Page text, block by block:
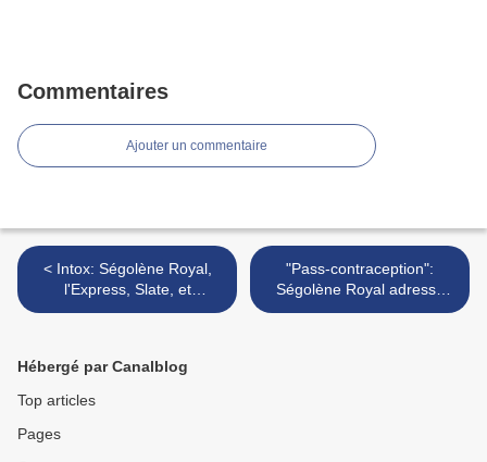
Commentaires
Ajouter un commentaire
< Intox: Ségolène Royal,
l'Express, Slate, et
Speakers Academy...
"Pass-contraception":
Ségolène Royal adresse
une pétition à Nicolas
Hébergé par Canalblog
Top articles
Pages